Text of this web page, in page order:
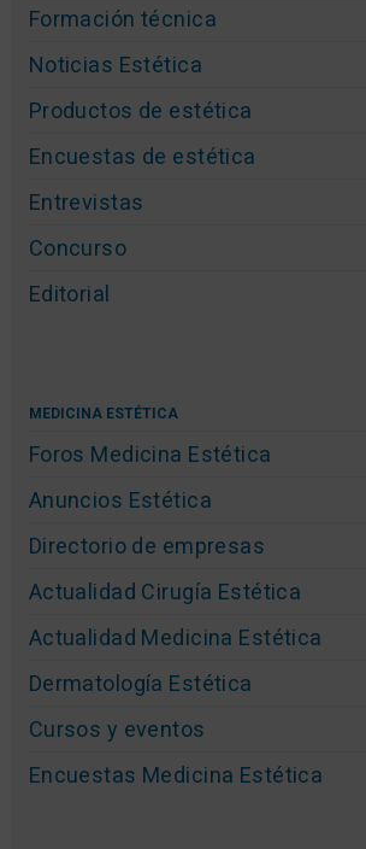
Formación técnica
Noticias Estética
Productos de estética
Encuestas de estética
Entrevistas
Concurso
Editorial
MEDICINA ESTÉTICA
Foros Medicina Estética
Anuncios Estética
Directorio de empresas
Actualidad Cirugía Estética
Actualidad Medicina Estética
Dermatología Estética
Cursos y eventos
Encuestas Medicina Estética